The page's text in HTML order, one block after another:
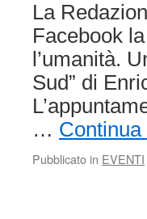
La
Facebook
l’umanità.
Sud” di
…
Pubblicato in EVENTI